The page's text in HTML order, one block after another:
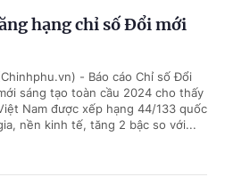
hạng chỉ số Đổi mới
- Báo cáo Chỉ số Đổi
sáng tạo toàn cầu 2024 cho thấy
Nam được xếp hạng 44/133 quốc
nền kinh tế, tăng 2 bậc so với...